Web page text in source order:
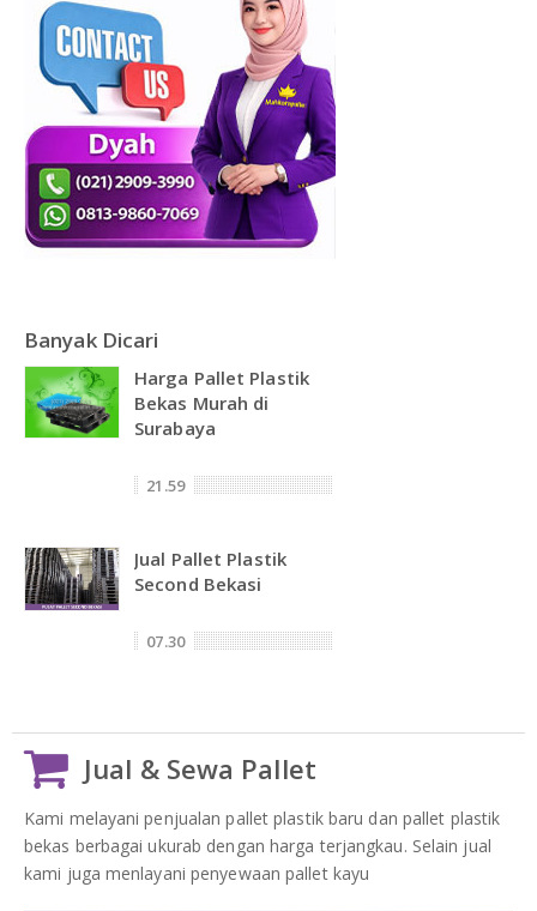
Banyak Dicari
Harga Pallet Plastik
Bekas Murah di
Surabaya
21.59
Jual Pallet Plastik
Second Bekasi
07.30
Jual & Sewa Pallet
Kami melayani penjualan pallet plastik baru dan pallet plastik
bekas berbagai ukurab dengan harga terjangkau. Selain jual
kami juga menlayani penyewaan pallet kayu